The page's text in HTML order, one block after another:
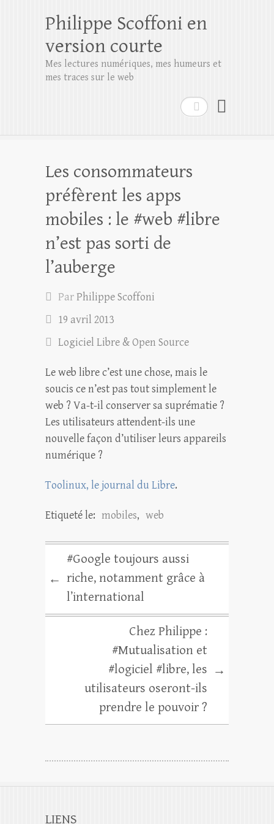
Rechercher
Philippe Scoffoni en
version courte
Mes lectures numériques, mes humeurs et
mes traces sur le web
Les consommateurs
préfèrent les apps
mobiles : le #web #libre
n’est pas sorti de
l’auberge
ParPhilippe Scoffoni
19 avril 2013
Logiciel Libre & Open Source
Le web libre c’est une chose, mais le
soucis ce n’est pas tout simplement le
web ? Va-t-il conserver sa suprématie ?
Les utilisateurs attendent-ils une
nouvelle façon d’utiliser leurs appareils
numérique ?
Toolinux, le journal du Libre.
Etiqueté le: mobiles, web
←
#Google toujours aussi
riche, notamment grâce à
l’international
Chez Philippe :
#Mutualisation et
#logiciel #libre, les
utilisateurs oseront-ils
prendre le pouvoir ?
→
LIENS